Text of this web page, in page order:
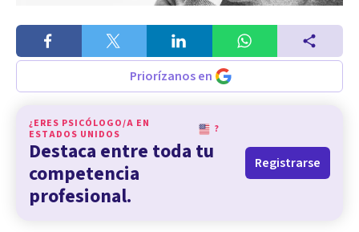
Priorízanos en
¿ERES PSICÓLOGO/A EN
ESTADOS UNIDOS
?
Destaca entre toda tu
competencia
profesional.
Registrarse